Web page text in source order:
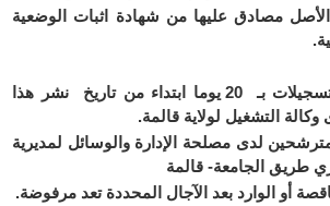
عليها من شهادة اثبات الوضعية
- حدد تاريخ التسجيلات بـ 20 يوما ابتداء من تاريخ نشر هذا
لولاية قالمة.
مصلحة الإدارة والوسائل لمديرية
الجامعة- قالمة
بعد الآجال المحددة تعد مرفوضة.